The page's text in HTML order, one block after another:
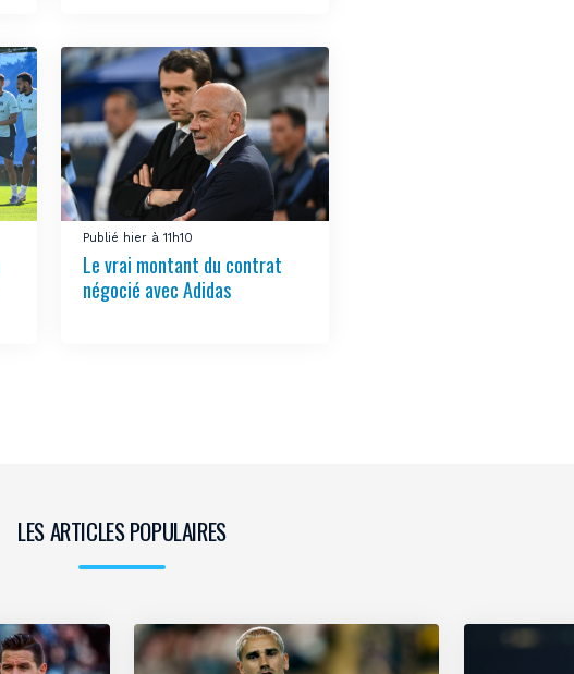
Publié hier à 11h10
Le vrai montant du contrat
négocié avec Adidas
LES ARTICLES POPULAIRES